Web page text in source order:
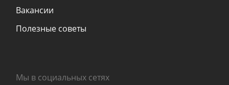
Вакансии
Полезные советы
Мы в социальных сетях